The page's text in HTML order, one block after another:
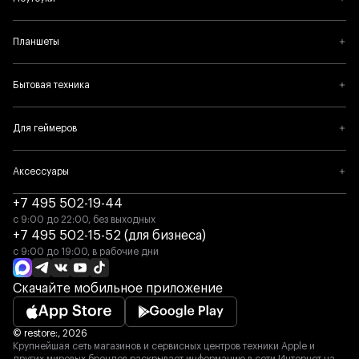
в прошлом году. Где бы вы ни находились.
Достаточно одного прикосновения.
Touch ID легко и безопасно разблокирует iPhone SE при
помощи отпечатка вашего пальца. Это идеальный пароль,
который невозможно подобрать, забыть или потерять.
Планшеты
Бытовая техника
Для геймеров
Аксессуары
Скачайте мобильное приложение
+7 495 502-19-44
с 9:00 до 22:00, без выходных
+7 495 502-15-52 (для бизнеса)
с 9:00 до 19:00, в рабочие дни
© restore:, 2026
Крупнейшая сеть магазинов и сервисных центров техники Apple и